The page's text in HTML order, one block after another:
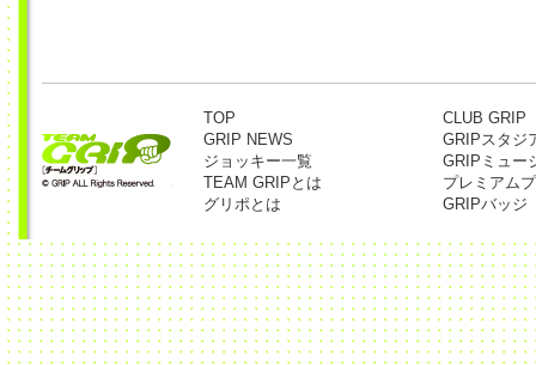
TOP
GRIP NEWS
ジョッキー一覧
TEAM GRIPとは
グリポとは
CLUB GRIP
GRIPスタジ
GRIPミュー
プレミアム
GRIPバッジ